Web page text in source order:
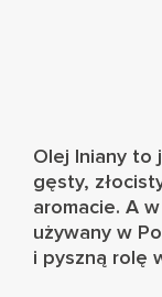
Olej lniany to
gęsty,
aromacie. A
używany w
i pyszną rolę